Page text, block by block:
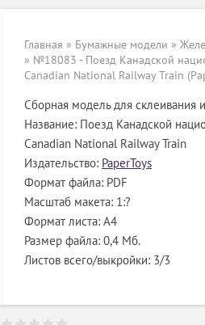
Главная » Бумажные модели »
» №18083 - Поезд Канадской
Canadian National Railway Train
Сборная модель для склеивания
Название: Поезд Канадской
Canadian National Railway Train
Издательство: PaperToys
Формат файла: PDF
Масштаб макета: 1:?
Формат листа: А4
Размер файла: 0,4 Мб.
Листов всего/выкройки: 3/3